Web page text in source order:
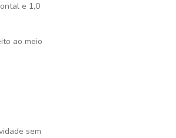
e 1,0
ao meio
sem